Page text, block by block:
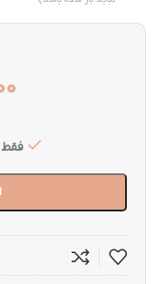
فقط 1 عدد در انبار موجود است